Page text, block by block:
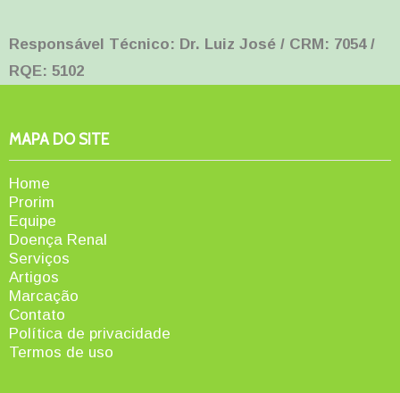
Responsável Técnico: Dr. Luiz José / CRM: 7054 /
RQE: 5102
MAPA DO SITE
Home
Prorim
Equipe
Doença Renal
Serviços
Artigos
Marcação
Contato
Política de privacidade
Termos de uso